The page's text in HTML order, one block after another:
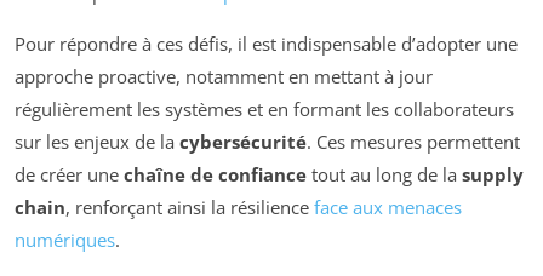
Pour répondre à ces défis, il est indispensable d’adopter une
approche proactive, notamment en mettant à jour
régulièrement les systèmes et en formant les collaborateurs
sur les enjeux de la cybersécurité. Ces mesures permettent
de créer une chaîne de confiance tout au long de la supply
chain, renforçant ainsi la résilience face aux menaces
numériques.